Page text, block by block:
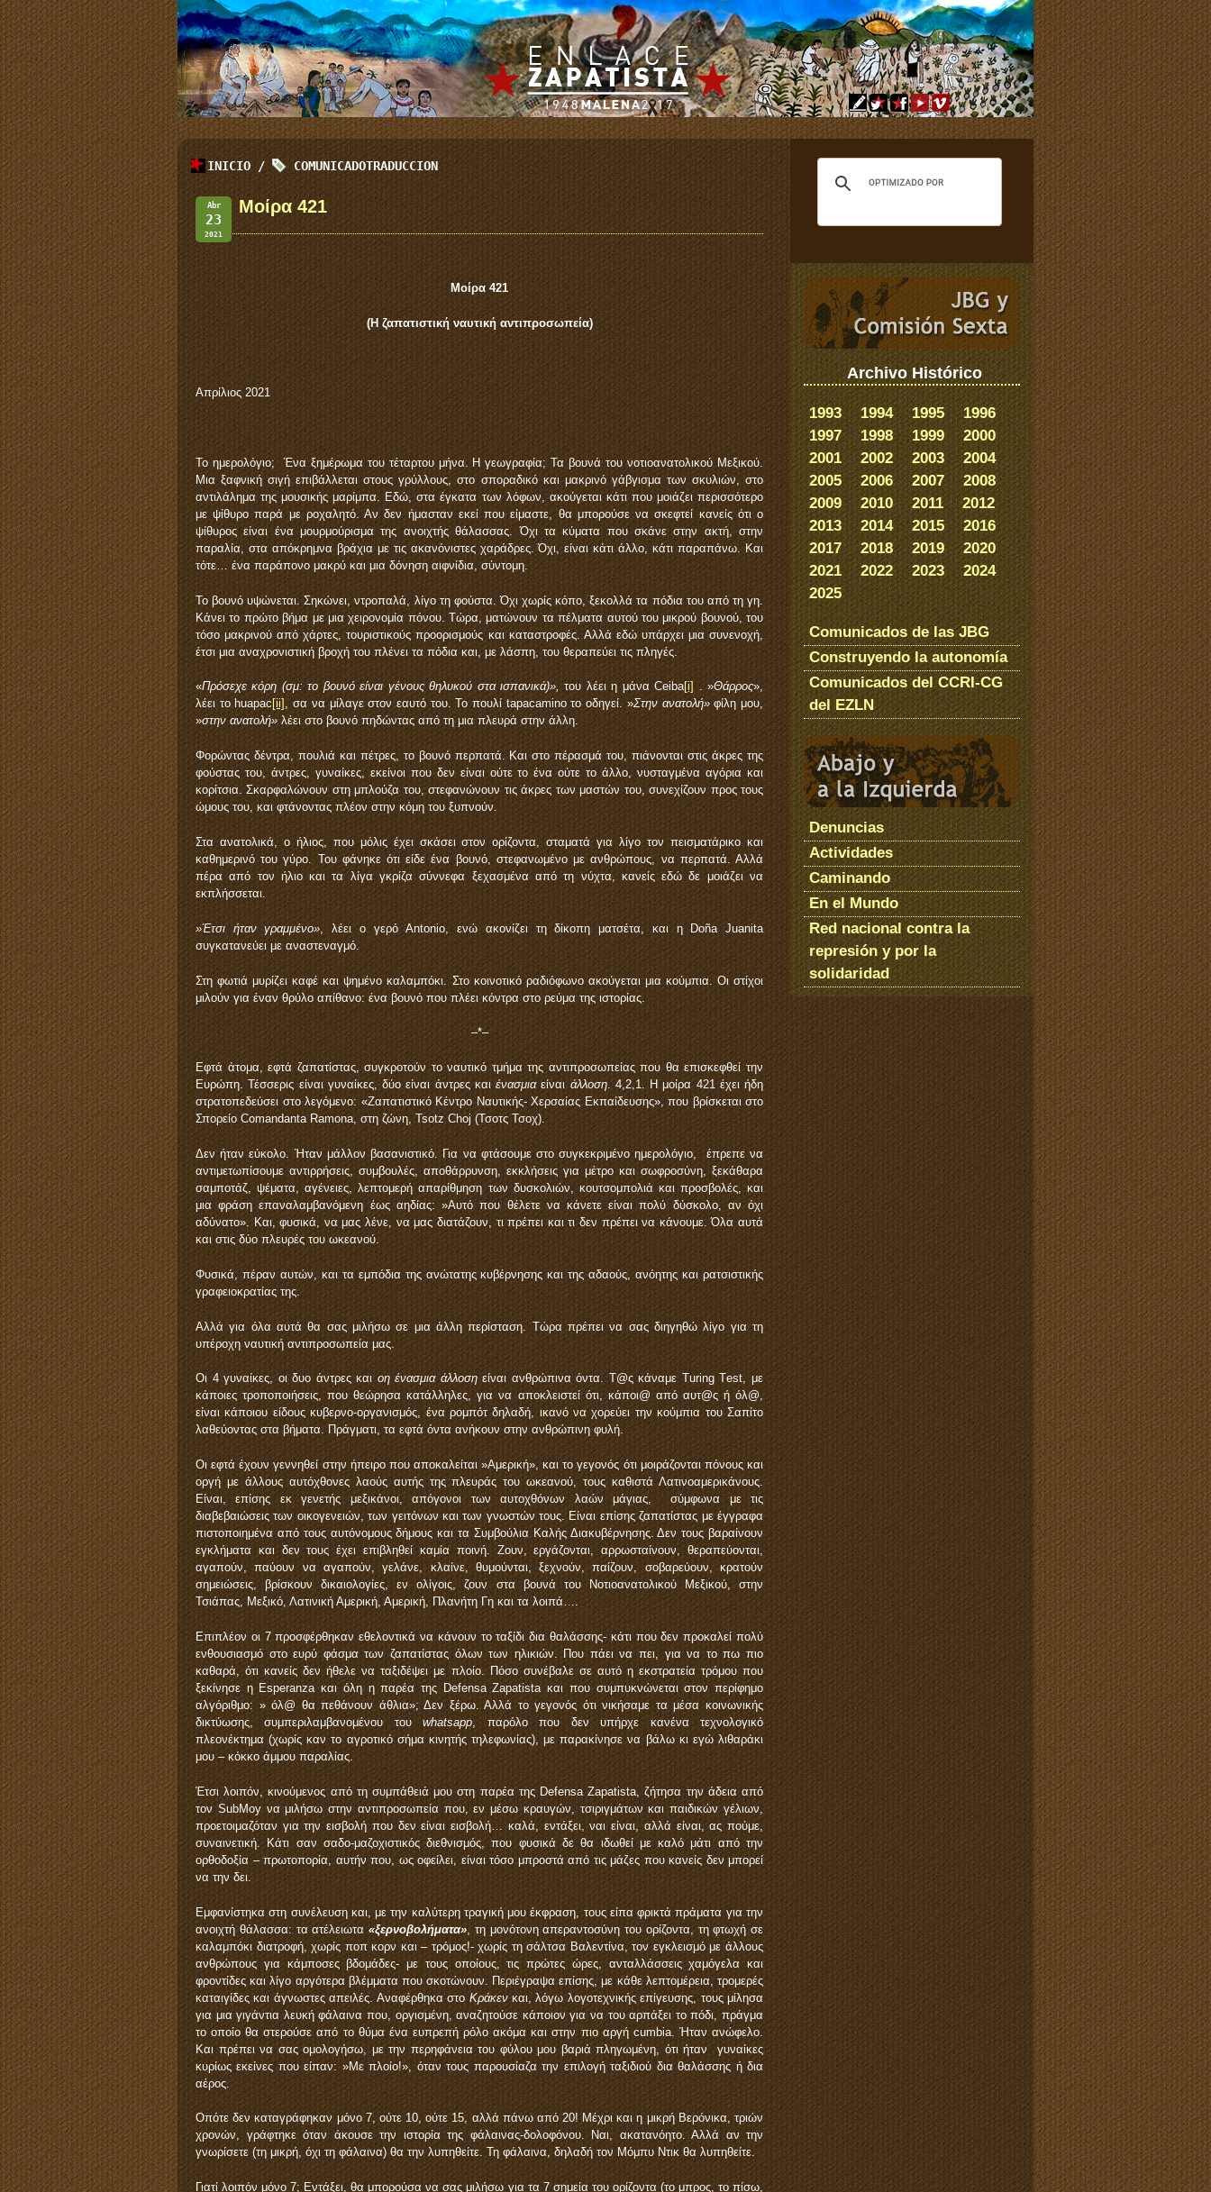
INICIO / COMUNICADOTRADUCCION
Abr
23
2021
Μοίρα 421
Μοίρα 421
(Η ζαπατιστική ναυτική αντιπροσωπεία)
Απρίλιος 2021
Το ημερολόγιο; Ένα ξημέρωμα του τέταρτου μήνα. Η γεωγραφία; Τα βουνά του νοτιοανατολικού Μεξικού.
Μια ξαφνική σιγή επιβάλλεται στους γρύλλους, στο σποραδικό και μακρινό γάβγισμα των σκυλιών, στο
αντιλάλημα της μουσικής μαρίμπα. Εδώ, στα έγκατα των λόφων, ακούγεται κάτι που μοιάζει περισσότερο
με ψίθυρο παρά με ροχαλητό. Αν δεν ήμασταν εκεί που είμαστε, θα μπορούσε να σκεφτεί κανείς ότι ο
ψίθυρος είναι ένα μουρμούρισμα της ανοιχτής θάλασσας. Όχι τα κύματα που σκάνε στην ακτή, στην
παραλία, στα απόκρημνα βράχια με τις ακανόνιστες χαράδρες. Όχι, είναι κάτι άλλο, κάτι παραπάνω. Και
τότε… ένα παράπονο μακρύ και μια δόνηση αιφνίδια, σύντομη.
Το βουνό υψώνεται. Σηκώνει, ντροπαλά, λίγο τη φούστα. Όχι χωρίς κόπο, ξεκολλά τα πόδια του από τη γη.
Κάνει το πρώτο βήμα με μια χειρονομία πόνου. Τώρα, ματώνουν τα πέλματα αυτού του μικρού βουνού, του
τόσο μακρινού από χάρτες, τουριστικούς προορισμούς και καταστροφές. Αλλά εδώ υπάρχει μια συνενοχή,
έτσι μια αναχρονιστική βροχή του πλένει τα πόδια και, με λάσπη, του θεραπεύει τις πληγές.
«Πρόσεχε κόρη (σμ: το βουνό είναι γένους θηλυκού στα ισπανικά)»,του λέει η μάνα Ceiba[i] . »Θάρρος»,
λέει το huapac [ii] , σα να μίλαγε στον εαυτό του. Το πουλί tapacamino το οδηγεί. »Στην ανατολή»φίλη μου,
»στην ανατολή» λέει στο βουνό πηδώντας από τη μια πλευρά στην άλλη.
Φορώντας δέντρα, πουλιά και πέτρες, το βουνό περπατά. Και στο πέρασμά του, πιάνονται στις άκρες της
φούστας του, άντρες, γυναίκες, εκείνοι που δεν είναι ούτε το ένα ούτε το άλλο, νυσταγμένα αγόρια και
κορίτσια. Σκαρφαλώνουν στη μπλούζα του, στεφανώνουν τις άκρες των μαστών του, συνεχίζουν προς τους
ώμους του, και φτάνοντας πλέον στην κόμη του ξυπνούν.
Στα ανατολικά, ο ήλιος, που μόλις έχει σκάσει στον ορίζοντα, σταματά για λίγο τον πεισματάρικο και
καθημερινό του γύρο. Του φάνηκε ότι είδε ένα βουνό, στεφανωμένο με ανθρώπους, να περπατά. Αλλά
πέρα ​​από τον ήλιο και τα λίγα γκρίζα σύννεφα ξεχασμένα από τη νύχτα, κανείς εδώ δε μοιάζει να
εκπλήσσεται.
»Έτσι ήταν γραμμένο» , λέει ο γερό Antonio, ενώ ακονίζει τη δίκοπη ματσέτα, και η Doña Juanita
συγκατανεύει με αναστεναγμό.
Στη φωτιά μυρίζει καφέ και ψημένο καλαμπόκι. Στο κοινοτικό ραδιόφωνο ακούγεται μια κούμπια. Οι στίχοι
μιλούν για έναν θρύλο απίθανο: ένα βουνό που πλέει κόντρα στο ρεύμα της ιστορίας.
–*–
Εφτά άτομα, εφτά ζαπατίστας, συγκροτούν το ναυτικό τμήμα της αντιπροσωπείας που θα επισκεφθεί την
Ευρώπη. Τέσσερις είναι γυναίκες, δύο είναι άντρες και ένασμιαείναι άλλοση. 4,2,1. Η μοίρα 421 έχει ήδη
στρατοπεδεύσει στο λεγόμενο: «Ζαπατιστικό Κέντρο Ναυτικής- Χερσαίας Εκπαίδευσης», που βρίσκεται στο
Σπορείο Comandanta Ramona, στη ζώνη, Tsotz Choj (Τσοτς Τσοχ).
Δεν ήταν εύκολο. Ήταν μάλλον βασανιστικό. Για να φτάσουμε στο συγκεκριμένο ημερολόγιο, έπρεπε να
αντιμετωπίσουμε αντιρρήσεις, συμβουλές, αποθάρρυνση, εκκλήσεις για μέτρο και σωφροσύνη, ξεκάθαρα
σαμποτάζ, ψέματα, αγένειες, λεπτομερή απαρίθμηση των δυσκολιών, κουτσομπολιά και προσβολές, και
μια φράση επαναλαμβανόμενη έως αηδίας: »Αυτό που θέλετε να κάνετε είναι πολύ δύσκολο, αν όχι
αδύνατο». Και, φυσικά, να μας λένε, να μας διατάζουν, τι πρέπει και τι δεν πρέπει να κάνουμε. Όλα αυτά
και στις δύο πλευρές του ωκεανού.
Φυσικά, πέραν αυτών, και τα εμπόδια της ανώτατης κυβέρνησης και της αδαούς, ανόητης και ρατσιστικής
γραφειοκρατίας της.
Αλλά για όλα αυτά θα σας μιλήσω σε μια άλλη περίσταση. Τώρα πρέπει να σας διηγηθώ λίγο για τη
υπέροχη ναυτική αντιπροσωπεία μας.
Οι 4 γυναίκες, οι δυο άντρες καιοη ένασμια άλλοσηείναι ανθρώπινα όντα. Τ@ς κάναμε Τuring Τest, με
κάποιες τροποποιήσεις, που θεώρησα κατάλληλες, για να αποκλειστεί ότι, κάποι@ από αυτ@ς ή όλ@,
είναι κάποιου είδους κυβερνο-οργανισμός, ένα ρομπότ δηλαδή, ικανό να χορεύει την κούμπια του Σαπίτο
λαθεύοντας στα βήματα. Πράγματι, τα εφτά όντα ανήκουν στην ανθρώπινη φυλή.
Οι εφτά έχουν γεννηθεί στην ήπειρο που αποκαλείται »Αμερική», και το γεγονός ότι μοιράζονται πόνους και
οργή με άλλους αυτόχθονες λαούς αυτής της πλευράς του ωκεανού, τους καθιστά Λατινοαμερικάνους.
Είναι, επίσης εκ γενετής μεξικάνοι, απόγονοι των αυτοχθόνων λαών μάγιας, σύμφωνα με τις
διαβεβαιώσεις των οικογενειών, των γειτόνων και των γνωστών τους. Είναι επίσης ζαπατίστας με έγγραφα
πιστοποιημένα από τους αυτόνομους δήμους και τα Συμβούλια Καλής Διακυβέρνησης. Δεν τους βαραίνουν
εγκλήματα και δεν τους έχει επιβληθεί καμία ποινή. Ζουν, εργάζονται, αρρωσταίνουν, θεραπεύονται,
αγαπούν, παύουν να αγαπούν, γελάνε, κλαίνε, θυμούνται, ξεχνούν, παίζουν, σοβαρεύουν, κρατούν
σημειώσεις, βρίσκουν δικαιολογίες, εν ολίγοις, ζουν στα βουνά του Νοτιοανατολικού Μεξικού, στην
Τσιάπας, Μεξικό, Λατινική Αμερική, Αμερική, Πλανήτη Γη και τα λοιπά….
Επιπλέον οι 7 προσφέρθηκαν εθελοντικά να κάνουν το ταξίδι δια θαλάσσης- κάτι που δεν προκαλεί πολύ
ενθουσιασμό στο ευρύ φάσμα των ζαπατίστας όλων των ηλικιών. Που πάει να πει, για να το πω πιο
καθαρά, ότι κανείς δεν ήθελε να ταξιδέψει με πλοίο. Πόσο συνέβαλε σε αυτό η εκστρατεία τρόμου που
ξεκίνησε η Esperanza και όλη η παρέα της Defensa Zapatista και που συμπυκνώνεται στον περίφημο
αλγόριθμο: » όλ@ θα πεθάνουν άθλια»; Δεν ξέρω. Αλλά το γεγονός ότι νικήσαμε τα μέσα κοινωνικής
δικτύωσης, συμπεριλαμβανομένου τουwhatsapp , παρόλο που δεν υπήρχε κανένα τεχνολογικό
πλεονέκτημα (χωρίς καν το αγροτικό σήμα κινητής τηλεφωνίας), με παρακίνησε να βάλω κι εγώ λιθαράκι
μου – κόκκο άμμου παραλίας.
Έτσι λοιπόν, κινούμενος από τη συμπάθειά μου στη παρέα της Defensa Zapatista, ζήτησα την άδεια από
τον SubMoy να μιλήσω στην αντιπροσωπεία που, εν μέσω κραυγών, τσιριγμάτων και παιδικών γέλιων,
προετοιμαζόταν για την εισβολή που δεν είναι εισβολή… καλά, εντάξει, ναι είναι, αλλά είναι, ας πούμε,
συναινετική. Κάτι σαν σαδο-μαζοχιστικός διεθνισμός, που φυσικά δε θα ιδωθεί με καλό μάτι από την
ορθοδοξία – πρωτοπορία, αυτήν που, ως οφείλει, είναι τόσο μπροστά από τις μάζες που κανείς δεν μπορεί
να την δει.
Εμφανίστηκα στη συνέλευση και, με την καλύτερη τραγική μου έκφραση, τους είπα φρικτά πράματα για την
ανοιχτή θάλασσα: τα ατέλειωτα «ξερνοβολήματα» , τη μονότονη απεραντοσύνη του ορίζοντα, τη φτωχή σε
καλαμπόκι διατροφή, χωρίς ποπ κορν και – τρόμος!- χωρίς τη σάλτσα Βαλεντίνα, τον εγκλεισμό με άλλους
ανθρώπους για κάμποσες βδομάδες- με τους οποίους, τις πρώτες ώρες, ανταλλάσσεις χαμόγελα και
φροντίδες και λίγο αργότερα βλέμματα που σκοτώνουν. Περιέγραψα επίσης, με κάθε λεπτομέρεια, τρομερές
καταιγίδες και άγνωστες απειλές. Αναφέρθηκα στο Κράκενκαι, λόγω λογοτεχνικής επίγευσης, τους μίλησα
για μια γιγάντια λευκή φάλαινα που, οργισμένη, αναζητούσε κάποιον για να του αρπάξει το πόδι, πράγμα
το οποίο θα στερούσε από το θύμα ένα ευπρεπή ρόλο ακόμα και στην πιο αργή cumbia. Ήταν ανώφελο.
Και πρέπει να σας ομολογήσω, με την περηφάνεια του φύλου μου βαριά πληγωμένη, ότι ήταν γυναίκες
κυρίως εκείνες που είπαν: »Με πλοίο!», όταν τους παρουσίαζα την επιλογή ταξιδιού δια θαλάσσης ή δια
αέρος.
Οπότε δεν καταγράφηκαν μόνο 7, ούτε 10, ούτε 15, αλλά πάνω από 20! Μέχρι και η μικρή Βερόνικα, τριών
χρονών, γράφτηκε όταν άκουσε την ιστορία της φάλαινας-δολοφόνου. Ναι, ακατανόητο. Αλλά αν την
γνωρίσετε (τη μικρή, όχι τη φάλαινα) θα την λυπηθείτε. Τη φάλαινα, δηλαδή τον Μόμπυ Ντικ θα λυπηθείτε.
Γιατί λοιπόν μόνο 7; Εντάξει, θα μπορούσα να σας μιλήσω για τα 7 σημεία του ορίζοντα (το μπρος, το πίσω,
Archivo Histórico
1993 1994 1995
1996
1997
1998 1999
2000
2001
2002 2003
2004
2005
2006 2007
2008
2009
2010 2011
2012
2013
2014 2015
2016
2017
2018 2019
2020
2021
2022 2023
2024
2025
Comunicados de las JBG
Construyendo la autonomía
Comunicados del CCRI-CG
del EZLN
Denuncias
Actividades
Caminando
En el Mundo
Red nacional contra la
represión y por la
solidaridad